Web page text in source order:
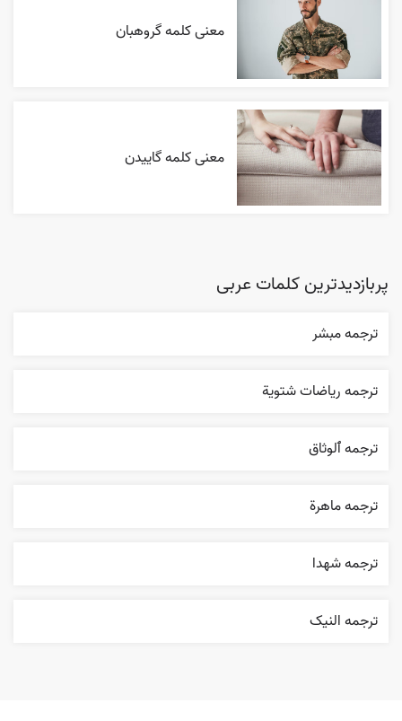
معنی کلمه گروهبان
معنی کلمه گاییدن
پربازدیدترین کلمات عربی
ترجمه مبشر
ترجمه رياضات شتوية
ترجمه ٱلوثاق
ترجمه ماهرة
ترجمه شهدا
ترجمه النیک